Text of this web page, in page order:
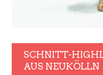
SCHNITT-
AUS NEUKÖLLN